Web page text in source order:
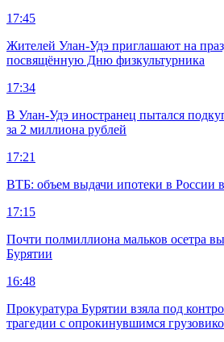
17:45
Жителей Улан-Удэ приглашают на
посвящённую Дню физкультурника
17:34
В Улан-Удэ иностранец пытался
за 2 миллиона рублей
17:21
ВТБ: объем выдачи ипотеки в России
17:15
Почти полмиллиона мальков осетра
Бурятии
16:48
Прокуратура Бурятии взяла под
трагедии с опрокинувшимся